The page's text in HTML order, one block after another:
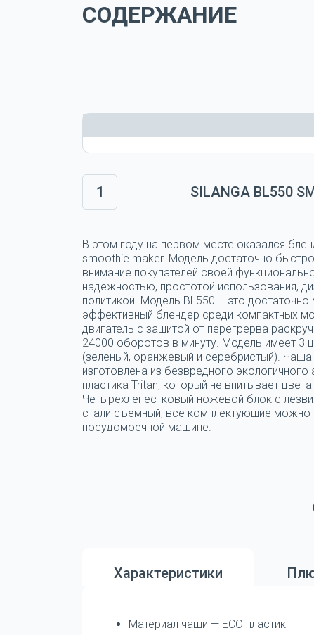
СОДЕРЖАНИЕ
1 SILANGA BL550
В этом году на первом месте оказался
smoothie maker. Модель достаточно
внимание покупателей своей
надежностью, простотой использования,
политикой. Модель BL550 – это
эффективный блендер среди компактных
двигатель с защитой от перегрерва
24000 оборотов в минуту. Модель имеет 3
(зеленый, оранжевый и серебристый). Чаша
изготовлена из безвредного экологичного
пластика Tritan, который не впитывает цвета
Четырехлепестковый ножевой блок с
стали съемный, все комплектующие можно
посудомоечной машине.
Характеристики
Материал чаши — ECO пластик